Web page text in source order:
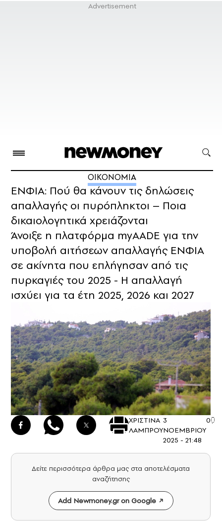
ΟΙΚΟΝΟΜΙΑ
ΕΝΦΙΑ: Πού θα κάνουν τις δηλώσεις
απαλλαγής οι πυρόπληκτοι – Ποια
δικαιολογητικά χρειάζονται
Άνοιξε η πλατφόρμα myAADE για την
υποβολή αιτήσεων απαλλαγής ΕΝΦΙΑ
σε ακίνητα που επλήγησαν από τις
πυρκαγιές του 2025 - Η απαλλαγή
ισχύει για τα έτη 2025, 2026 και 2027
ΧΡΙΣΤΙΝΑ
ΛΑΜΠΡΟΥ
3
ΝΟΕΜΒΡΙΟΥ
2025 - 21:48
0
Δείτε περισσότερα άρθρα μας στα αποτελέσματα
αναζήτησης
Add Newmoney.gr on Google